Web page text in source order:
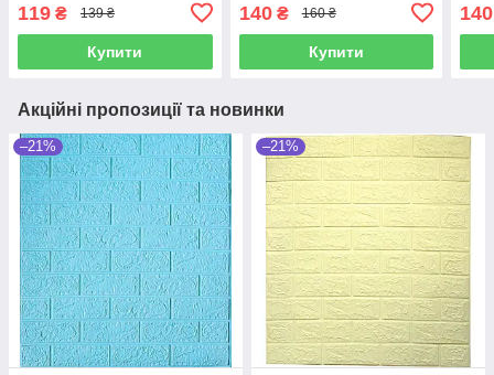
119 ₴ 139 ₴
Купити
140₴ 160 ₴
Купити
140
Акційні пропозиції та новинки
–21% –21%